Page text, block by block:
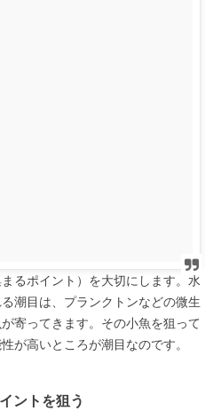
るポイント）を大切にします。水
潮目は、プランクトンなどの微生
寄ってきます。その小魚を狙って
が高いところが潮目なのです。
ントを狙う